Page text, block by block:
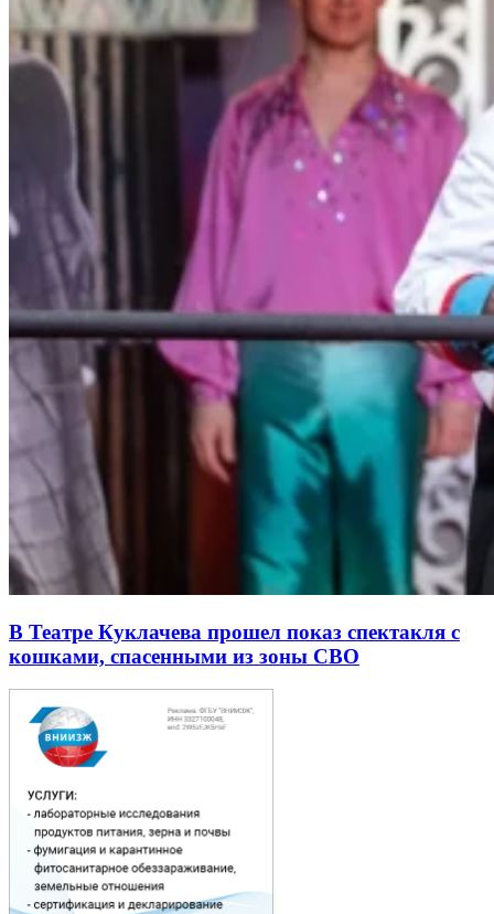
В Театре Куклачева прошел показ спектакля с
кошками, спасенными из зоны СВО